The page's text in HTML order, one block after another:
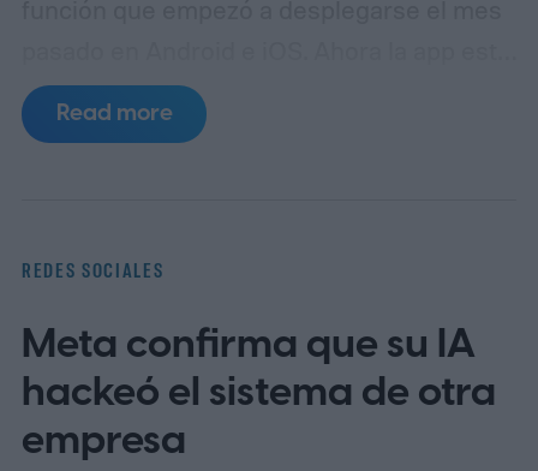
preparando algo similar, pero esta vez
para medios generados por IA. La idea es
la nueva etiqueta de IA?
Read more
REDES SOCIALES
Meta confirma que su IA
hackeó el sistema de otra
empresa